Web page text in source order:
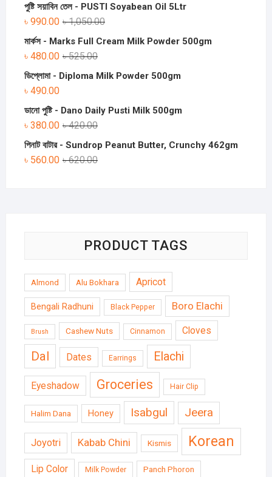
পুষ্টি সয়াবিন তেল - PUSTI Soyabean Oil 5Ltr
৳1,050.00
৳ 990.00
মার্কস - Marks Full Cream Milk Powder 500gm
৳525.00
৳ 480.00
ডিপ্লোমা - Diploma Milk Powder 500gm
৳ 490.00
ডানো পুষ্টি - Dano Daily Pusti Milk 500gm
৳420.00
৳ 380.00
পিনাট বাটার - Sundrop Peanut Butter, Crunchy 462gm
৳620.00
৳ 560.00
PRODUCT TAGS
Almond Alu Bokhara Apricot
Bengali Radhuni Black Pepper Boro Elachi
Brush Cashew Nuts Cinnamon Cloves
Dal Dates Earrings Elachi
Eyeshadow Groceries Hair Clip
Halim Dana Honey Isabgul Jeera
Joyotri Kabab Chini Kismis Korean
Lip Color Milk Powder Panch Phoron